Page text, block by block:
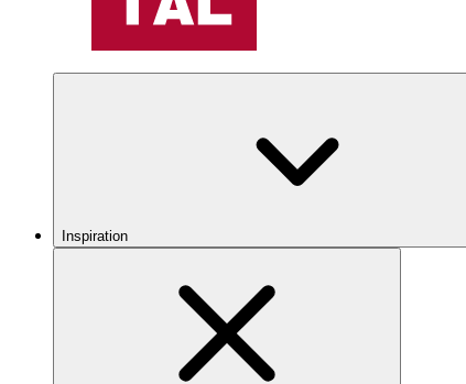
Inspiration